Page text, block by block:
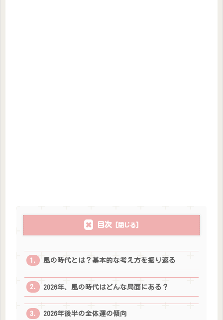
目次
風の時代とは？基本的な考え方を振り返る
2026年、風の時代はどんな局面にある？
2026年後半の全体運の傾向